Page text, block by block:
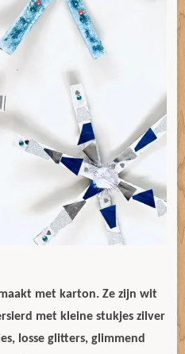
met karton. Ze zijn wit
met kleine stukjes zilver
losse glitters, glimmend